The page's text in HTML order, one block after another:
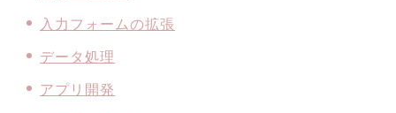
入力フォームの拡張
データ処理
アプリ開発